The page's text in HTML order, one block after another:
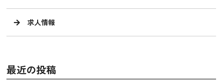
求人情報
最近の投稿